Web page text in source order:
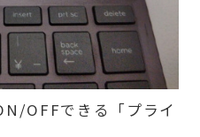
OFFできる「プライ